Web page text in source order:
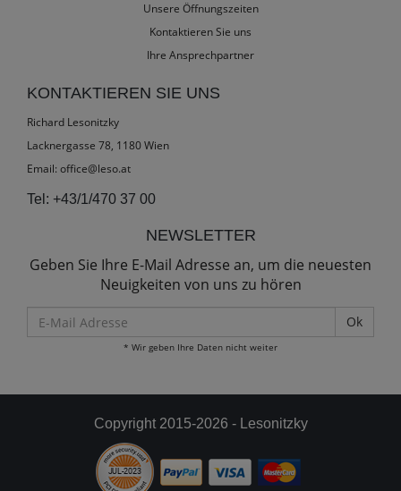
Unsere Öffnungszeiten
Kontaktieren Sie uns
Ihre Ansprechpartner
KONTAKTIEREN SIE UNS
Richard Lesonitzky
Lacknergasse 78, 1180 Wien
Email: office@leso.at
Tel: +43/1/470 37 00
NEWSLETTER
Geben Sie Ihre E-Mail Adresse an, um die neuesten
Neuigkeiten von uns zu hören
Mail
Adresse
* Wir geben Ihre Daten nicht weiter
Copyright 2015-2026 - Lesonitzky